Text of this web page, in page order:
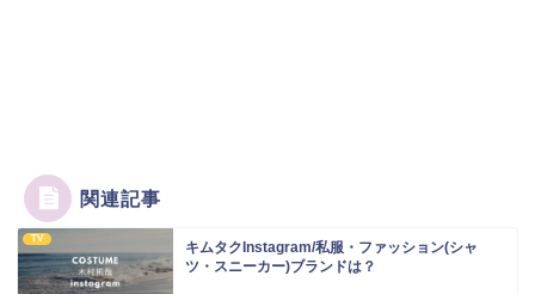
関連記事
TV
キムタクInstagram/私服・ファッション(シャ
ツ・スニーカー)ブランドは？